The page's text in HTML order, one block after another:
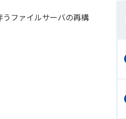
ファイルサーバの再構